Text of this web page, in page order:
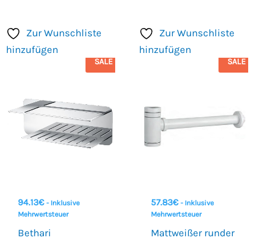
Zur Wunschliste
hinzufügen
SALE
94.13€ - Inklusive
Mehrwertsteuer
Bethari
Zur Wunschliste
hinzufügen
SALE
57.83€ - Inklusive
Mehrwertsteuer
Mattweißer runder